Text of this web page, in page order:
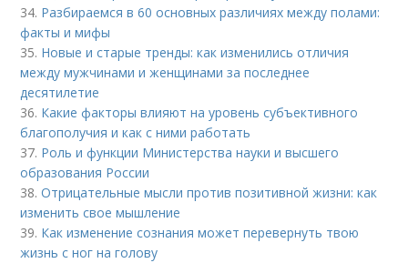
34. Разбираемся в 60 основных различиях между полами:
факты и мифы
35. Новые и старые тренды: как изменились отличия
между мужчинами и женщинами за последнее
десятилетие
36. Какие факторы влияют на уровень субъективного
благополучия и как с ними работать
37. Роль и функции Министерства науки и высшего
образования России
38.Отрицательные мысли против позитивной жизни: как
изменить свое мышление
39. Как изменение сознания может перевернуть твою
жизнь с ног на голову